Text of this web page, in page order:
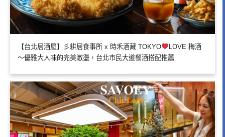
【台北居酒屋】彡耕居食事所 x 時禾酒藏 TOKYO
LOVE 梅酒
～優雅大人味的完美激盪，台北市民大道餐酒搭配推薦